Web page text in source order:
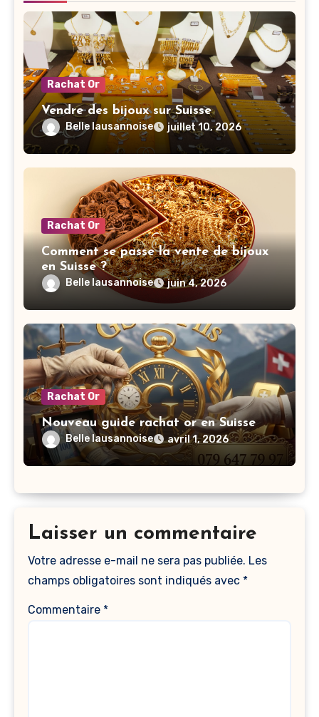
Rachat Or
Vendre des bijoux sur Suisse
Belle lausannoise juillet 10, 2026
Rachat Or
Comment se passe la vente de bijoux
en Suisse ?
Belle lausannoise juin 4, 2026
Rachat Or
Nouveau guide rachat or en Suisse
Belle lausannoise avril 1, 2026
Laisser un commentaire
Votre adresse e-mail ne sera pas publiée. Les
champs obligatoires sont indiqués avec *
Commentaire *